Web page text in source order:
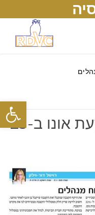
פתח
פורסם בגל גפן – בקעת אונו ב-23